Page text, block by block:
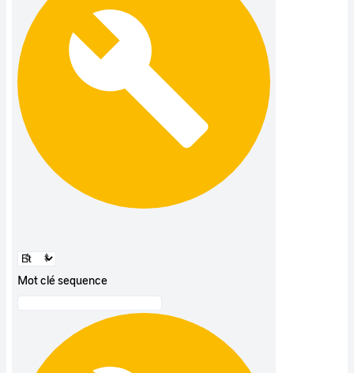
Mot clé sequence